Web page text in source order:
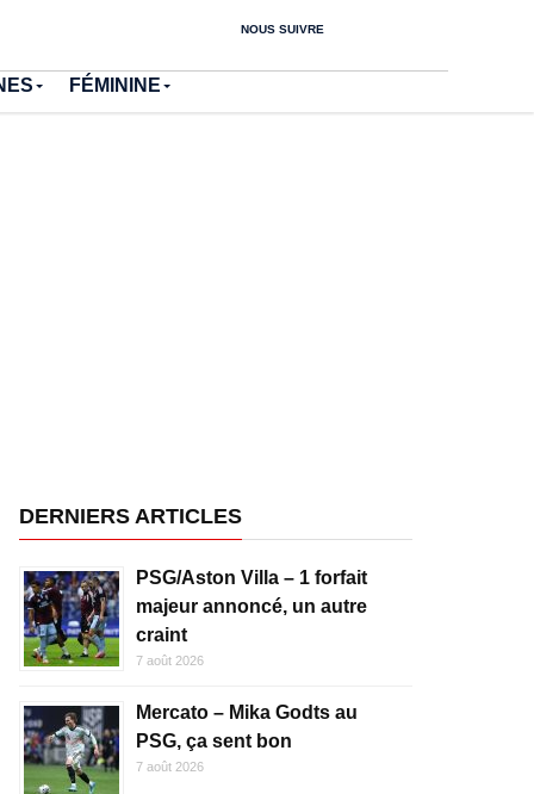
NOUS SUIVRE
FÉMININE
DERNIERS ARTICLES
PSG/Aston Villa – 1 forfait
majeur annoncé, un autre
craint
7 août 2026
Mercato – Mika Godts au
PSG, ça sent bon
7 août 2026